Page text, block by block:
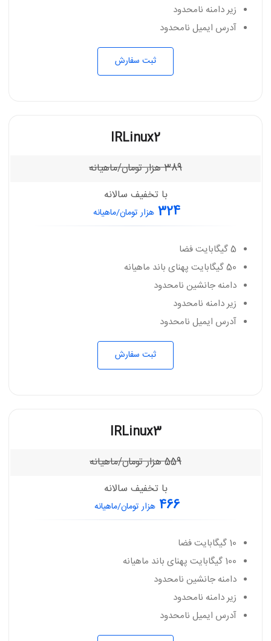
زیر دامنه نامحدود
آدرس ایمیل نامحدود
ثبت سفارش
IRLinux2
389هزار تومان/ماهیانه
با تخفیف سالانه
324 هزار تومان/ماهیانه
5 گیگابایت فضا
50 گیگابایت پهنای باند ماهیانه
دامنه جانشین نامحدود
زیر دامنه نامحدود
آدرس ایمیل نامحدود
ثبت سفارش
IRLinux3
559هزار تومان/ماهیانه
با تخفیف سالانه
466 هزار تومان/ماهیانه
10 گیگابایت فضا
100 گیگابایت پهنای باند ماهیانه
دامنه جانشین نامحدود
زیر دامنه نامحدود
آدرس ایمیل نامحدود